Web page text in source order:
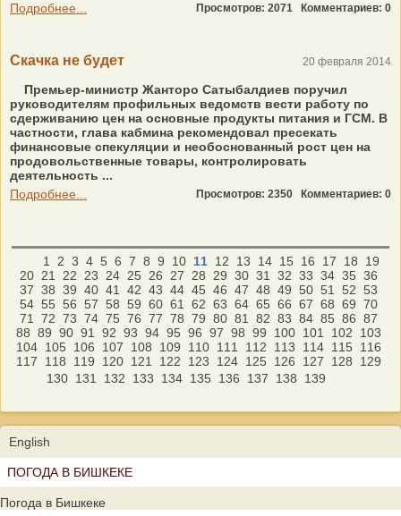
Подробнее...
Просмотров: 2071 Комментариев: 0
Скачка не будет 20 февраля 2014
Премьер-министр Жанторо Сатыбалдиев поручил
руководителям профильных ведомств вести работу по
сдерживанию цен на основные продукты питания и ГСМ. В
частности, глава кабмина рекомендовал пресекать
финансовые спекуляции и необоснованный рост цен на
продовольственные товары, контролировать
деятельность ...
Подробнее...
Просмотров: 2350 Комментариев: 0
1 2 3 4 5 6 7 8 9 10 11 12 13 14 15 16 17 18
19
20 21 22 23 24 25 26 27 28 29 30 31 32 33 34 35 36
37 38 39 40 41 42 43 44 45 46 47 48 49 50 51 52 53
54 55 56 57 58 59 60 61 62 63 64 65 66 67 68 69 70
71
72 73 74 75 76 77 78 79 80 81 82 83 84 85 86 87
88 89 90 91 92 93 94 95 96 97 98 99 100 101 102
103
104 105 106 107 108 109 110 111 112 113 114 115
116
117
118 119 120 121 122 123 124 125 126 127 128
129
130 131 132 133 134 135 136 137 138 139
English
ПОГОДА В БИШКЕКЕ
Погода в Бишкеке